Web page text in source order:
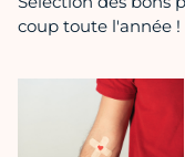
coup toute l'année !